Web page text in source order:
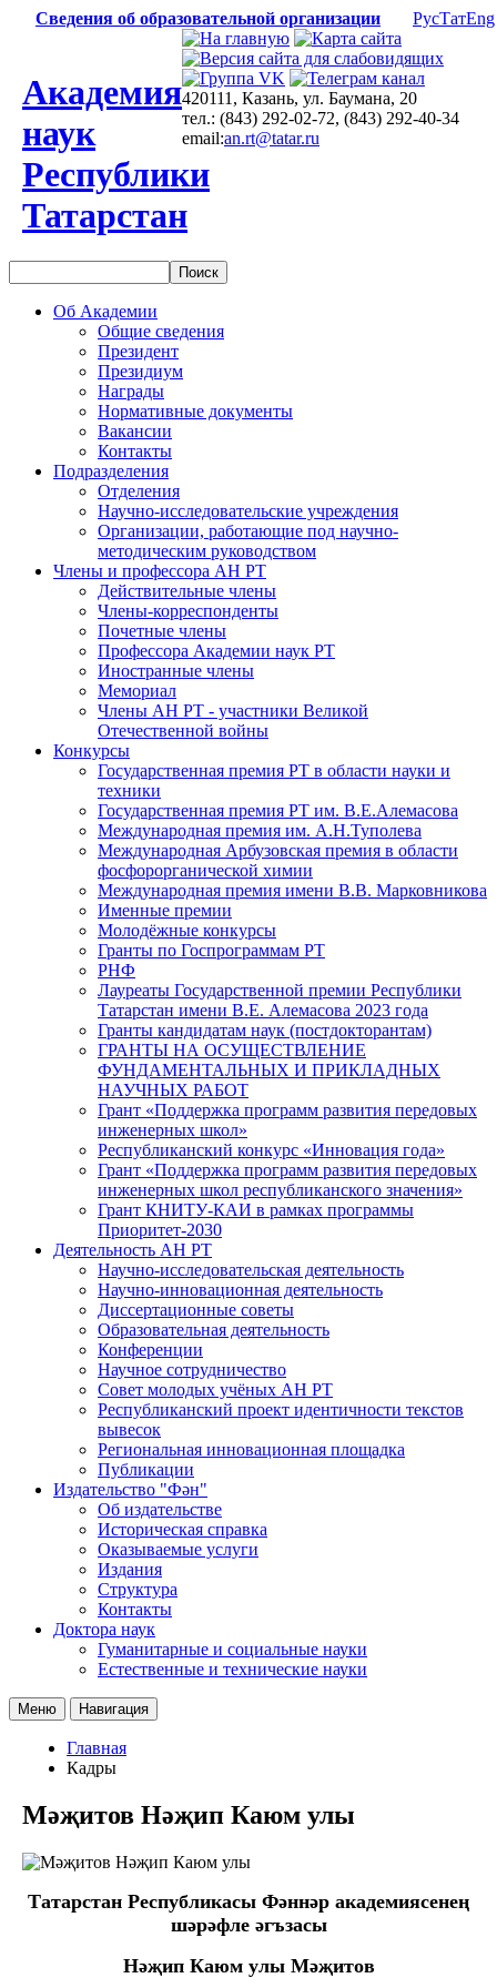
Сведения об образовательной организации РусТатEng
Академия
наук
Республики
Татарстан
420111, Казань, ул. Баумана, 20
тел.: (843) 292-02-72, (843) 292-40-34
email:an.rt@tatar.ru
Об Академии
Общие сведения
Президент
Президиум
Награды
Нормативные документы
Вакансии
Контакты
Подразделения
Отделения
Научно-исследовательские учреждения
Организации, работающие под научно-
методическим руководством
Члены и профессора АН РТ
Действительные члены
Члены-корреспонденты
Почетные члены
Профессора Академии наук РТ
Иностранные члены
Мемориал
Члены АН РТ - участники Великой
Отечественной войны
Конкурсы
Государственная премия РТ в области науки и
техники
Государственная премия РТ им. В.Е.Алемасова
Международная премия им. А.Н.Туполева
Международная Арбузовская премия в области
фосфорорганической химии
Международная премия имени В.В. Марковникова
Именные премии
Молодёжные конкурсы
Гранты по Госпрограммам РТ
РНФ
Лауреаты Государственной премии Республики
Татарстан имени В.Е. Алемасова 2023 года
Гранты кандидатам наук (постдокторантам)
ГРАНТЫ НА ОСУЩЕСТВЛЕНИЕ
ФУНДАМЕНТАЛЬНЫХ И ПРИКЛАДНЫХ
НАУЧНЫХ РАБОТ
Грант «Поддержка программ развития передовых
инженерных школ»
Республиканский конкурс «Инновация года»
Грант «Поддержка программ развития передовых
инженерных школ республиканского значения»
Грант КНИТУ-КАИ в рамках программы
Приоритет-2030
Деятельность АН РТ
Научно-исследовательская деятельность
Научно-инновационная деятельность
Диссертационные советы
Образовательная деятельность
Конференции
Научное сотрудничество
Совет молодых учёных АН РТ
Республиканский проект идентичности текстов
вывесок
Региональная инновационная площадка
Публикации
Издательство "Фән"
Об издательстве
Историческая справка
Оказываемые услуги
Издания
Структура
Контакты
Доктора наук
Гуманитарные и социальные науки
Естественные и технические науки
Меню Навигация
Главная
Кадры
Мәҗитов Нәҗип Каюм улы
Татарстан Республикасы Фәннәр академиясенең
шәрәфле әгъзасы
Нәҗип Каюм улы Мәҗитов